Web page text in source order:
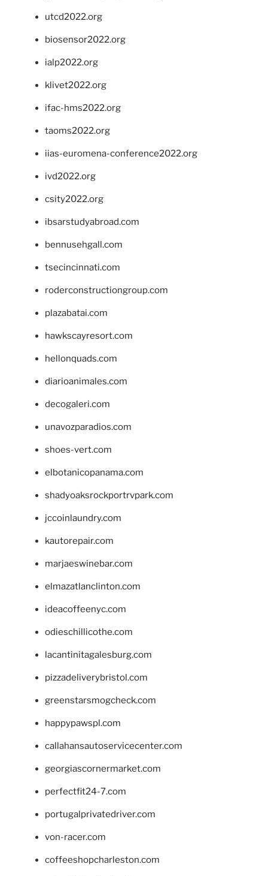
utcd2022.org
biosensor2022.org
ialp2022.org
klivet2022.org
ifac-hms2022.org
taoms2022.org
iias-euromena-conference2022.org
ivd2022.org
csity2022.org
ibsarstudyabroad.com
bennusehgall.com
tsecincinnati.com
roderconstructiongroup.com
plazabatai.com
hawkscayresort.com
hellonquads.com
diarioanimales.com
decogaleri.com
unavozparadios.com
shoes-vert.com
elbotanicopanama.com
shadyoaksrockportrvpark.com
jccoinlaundry.com
kautorepair.com
marjaeswinebar.com
elmazatlanclinton.com
ideacoffeenyc.com
odieschillicothe.com
lacantinitagalesburg.com
pizzadeliverybristol.com
greenstarsmogcheck.com
happypawspl.com
callahansautoservicecenter.com
georgiascornermarket.com
perfectfit24-7.com
portugalprivatedriver.com
von-racer.com
coffeeshopcharleston.com